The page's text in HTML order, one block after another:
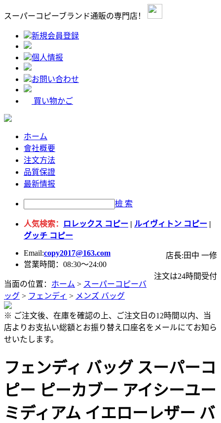
スーパーコピーブランド通販の専門店！
新規会員登録
個人情报
お問い合わせ
買い物かご
ホーム
會社概要
注文方法
品質保證
最新情报
檢 索
人気検索： ロレックス コピー | ルイヴィトン コピー |
グッチ コピー
Email:copy2017@163.com
店長:田中 一修
営業時間：08:30～24:00
注文は24時間受付
当面の位置： ホーム > スーパーコピーバ
ッグ > フェンディ > メンズ バッグ
※ ご注文後、在庫を確認の上、ご注文日の12時間以内、当
店よりお支払い総額とお振り替え口座名をメールにてお知ら
せいたします。
フェンディ バッグ スーパーコ
ピー ピーカブー アイシーユー
ミディアム イエローレザー バ